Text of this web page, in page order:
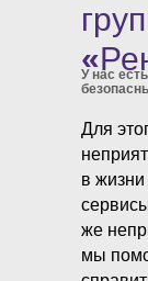
«
Для
в
же
мы
У нас